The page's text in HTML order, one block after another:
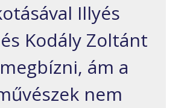
Illyés
Kodály Zoltánt
ám a
nem